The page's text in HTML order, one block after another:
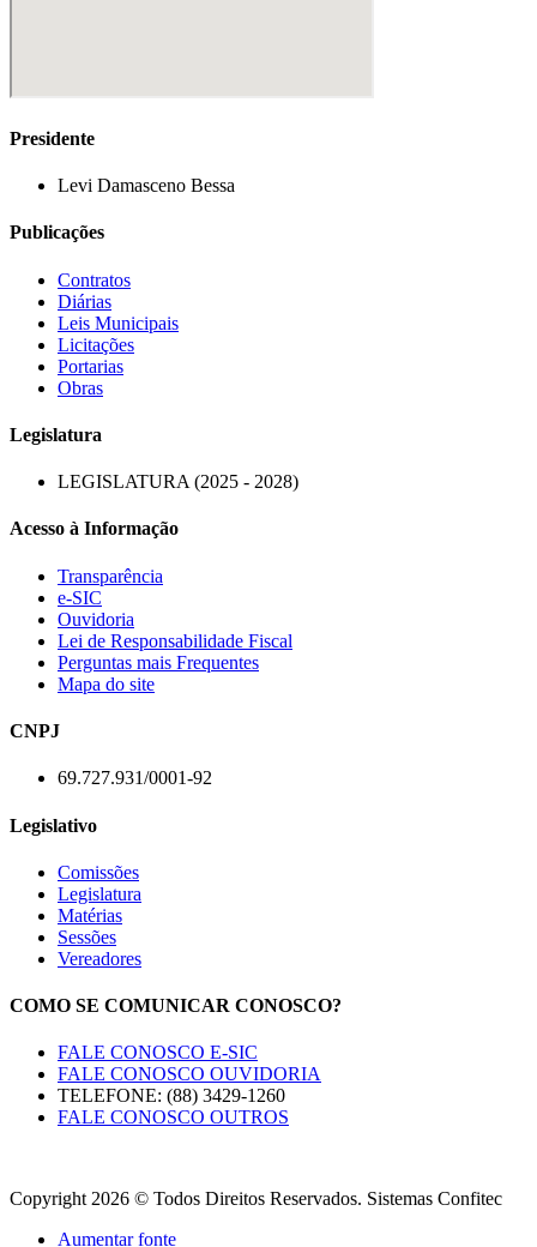
Presidente
Levi Damasceno Bessa
Publicações
Contratos
Diárias
Leis Municipais
Licitações
Portarias
Obras
Legislatura
LEGISLATURA (2025 - 2028)
Acesso à Informação
Transparência
e-SIC
Ouvidoria
Lei de Responsabilidade Fiscal
Perguntas mais Frequentes
Mapa do site
CNPJ
69.727.931/0001-92
Legislativo
Comissões
Legislatura
Matérias
Sessões
Vereadores
COMO SE COMUNICAR CONOSCO?
FALE CONOSCO E-SIC
FALE CONOSCO OUVIDORIA
TELEFONE: (88) 3429-1260
FALE CONOSCO OUTROS
Copyright 2026 © Todos Direitos Reservados. Sistemas Confitec
Aumentar fonte